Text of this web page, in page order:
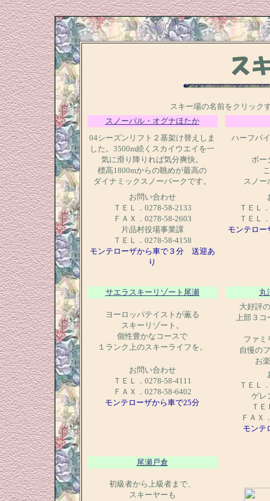
スキー場の名前をクリック
スノーパル・オグナほたか
04シーズンリフト２基架け替えしま
した。3500m続くスカイウエイを一
気に滑り降りれば気分爽快。
標高1800mからの眺めが最高の
ダイナミックスノーパークです。
お問い合わせ
ＴＥＬ．0278-58-2133
ＦＡＸ．0278-58-2603
片品村役場事業課
ＴＥＬ．0278-58-4158
モンテローザから車で３分 送迎あ
り
ハーフパ
ボー
スノー
ＴＥＬ
ＴＥＬ
モンテロ
サエラスキーリゾート尾瀬
ヨーロッパテイストが薫る
スキーリゾート。
個性豊かなコースで
１ランク上のスキーライフを。
お問い合わせ
ＴＥＬ．0278-58-4111
ＦＡＸ．0278-58-6402
モンテローザから車で25分
丸
大好評
上部３コ
ファミ
自慢の
お
ＴＥＬ
ゲレ
ＴＥ
ＦＡＸ
モンテ
尾瀬戸倉
初級者から上級者まで、
スキーヤーも